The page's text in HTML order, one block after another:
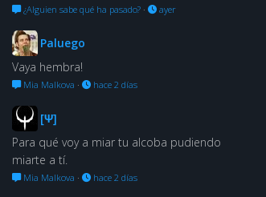
¿Alguien sabe qué ha pasado? · ayer
Paluego
Vaya hembra!
Mia Malkova · hace 2 días
[Ψ]
Para qué voy a miar tu alcoba pudiendo
miarte a tí.
Mia Malkova · hace 2 días